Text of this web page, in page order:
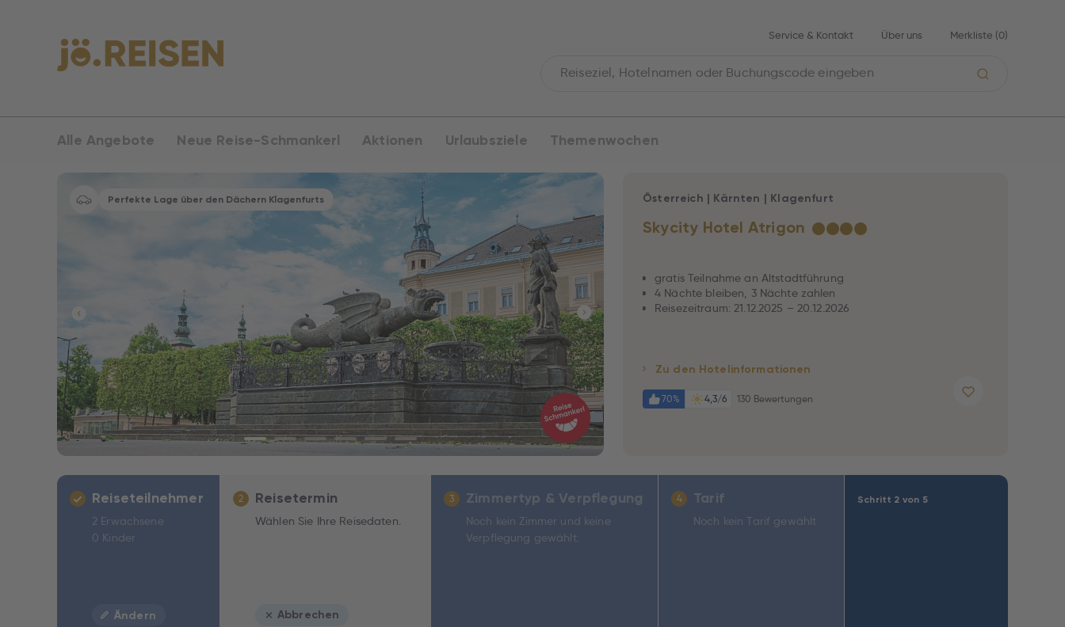
Service & Kontakt Über uns Merkliste (0)
Alle Angebote Neue Reise-Schmankerl Aktionen Urlaubsziele Themenwochen
Perfekte Lage über den Dächern Klagenfurts
Skycity Hotel Atrigon ★★★★
Österreich | Kärnten | Klagenfurt
gratis Teilnahme an Altstadtführung
4 Nächte bleiben, 3 Nächte zahlen
Reisezeitraum: 21.12.2025 – 20.12.2026
Zu den Hotelinformationen
70% 4,3/6 130 Bewertungen
Schritt 2 von 5
Reiseteilnehmer
2 Erwachsene
0 Kinder
Ändern
2 Reisetermin
Wählen Sie Ihre Reisedaten.
Abbrechen
3 Zimmertyp & Verpflegung
Noch kein Zimmer und keine
Verpflegung gewählt.
4 Tarif
Noch kein Tarif gewählt